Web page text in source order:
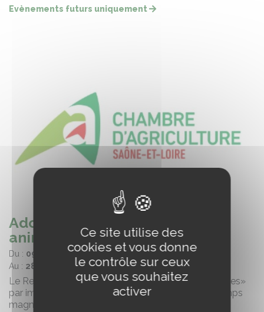
Evènements futurs uniquement
Adopter le Reiki pour mes
animaux - niveau 1 (71)
Du : 09/07/2026
Au : 28/07/2026
Le Reiki est une méthode de soins dits «énergétiques»
par imposition des mains qui fait interférer les champs
magnétiques émis par les êtres vivants.
Ce site utilise des
cookies et vous donne
le contrôle sur ceux
que vous souhaitez
activer